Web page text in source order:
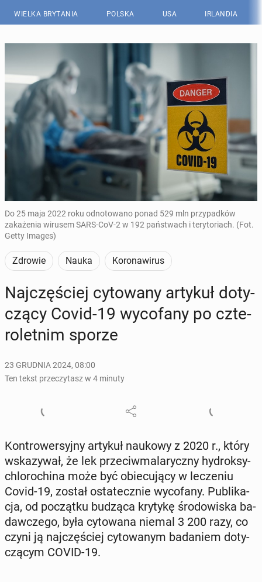
WIELKA BRYTANIA POLSKA USA IRLANDIA
Do 25 maja 2022 roku odnotowano ponad 529 mln przypadków
zakażenia wirusem SARS-CoV-2 w 192 państwach i terytoriach. (Fot.
Getty Images)
Zdrowie Nauka Koronawirus
Naj­czę­ściej cy­to­wa­ny artykuł do­ty­
czą­cy Covid-19 wy­co­fa­ny po czte­
ro­let­nim sporze
23 GRUDNIA 2024, 08:00
Ten tekst przeczytasz w 4 minuty
Kon­tro­wer­syj­ny artykuł naukowy z 2020 r., który
wska­zy­wał, że lek prze­ciw­ma­la­rycz­ny hy­drok­sy­
chlo­ro­chi­na może być obie­cu­ją­cy w le­cze­niu
Covid-19, został osta­tecz­nie wy­co­fa­ny. Pu­bli­ka­
cja, od po­cząt­ku budząca krytykę śro­do­wi­ska ba­
daw­cze­go, była cy­to­wa­na niemal 3 200 razy, co
czyni ją naj­czę­ściej cy­to­wa­nym ba­da­niem do­ty­
czą­cym COVID-19.